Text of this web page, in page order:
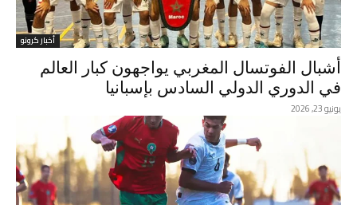
أخبار كرونو
أشبال الفوتسال المغربي يواجهون كبار العالم
في الدوري الدولي السادس بإسبانيا
يونيو 23, 2026